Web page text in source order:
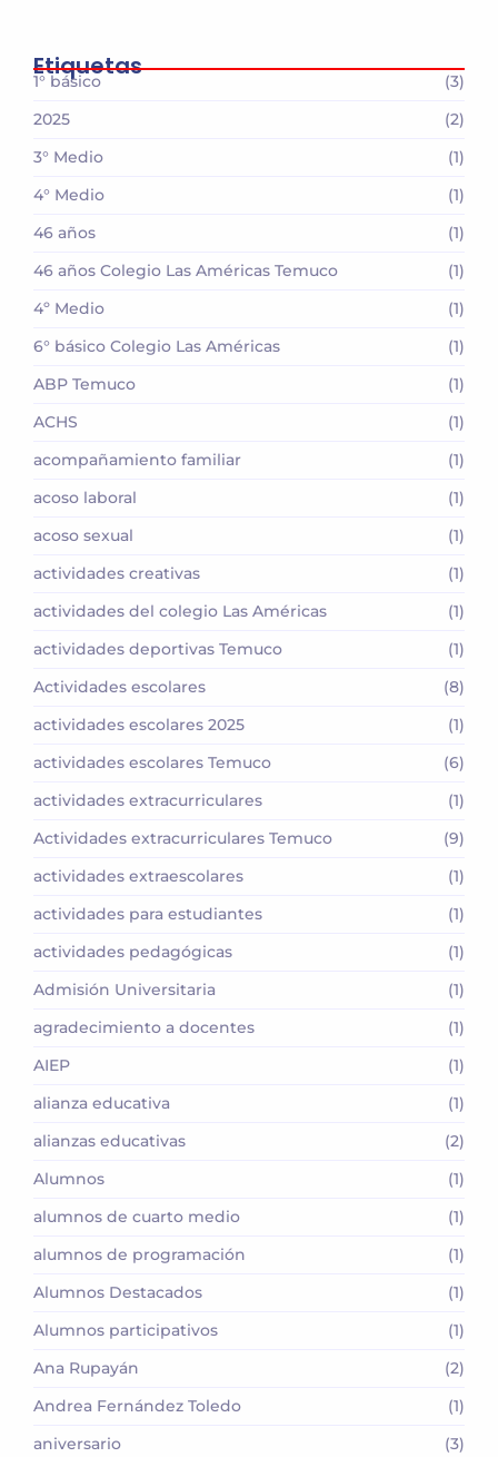
Etiquetas
1° básico
(3)
2025
(2)
3° Medio
(1)
4° Medio
(1)
46 años
(1)
46 años Colegio Las Américas Temuco
(1)
4º Medio
(1)
6° básico Colegio Las Américas
(1)
ABP Temuco
(1)
ACHS
(1)
acompañamiento familiar
(1)
acoso laboral
(1)
acoso sexual
(1)
actividades creativas
(1)
actividades del colegio Las Américas
(1)
actividades deportivas Temuco
(1)
Actividades escolares
(8)
actividades escolares 2025
(1)
actividades escolares Temuco
(6)
actividades extracurriculares
(1)
Actividades extracurriculares Temuco
(9)
actividades extraescolares
(1)
actividades para estudiantes
(1)
actividades pedagógicas
(1)
Admisión Universitaria
(1)
agradecimiento a docentes
(1)
AIEP
(1)
alianza educativa
(1)
alianzas educativas
(2)
Alumnos
(1)
alumnos de cuarto medio
(1)
alumnos de programación
(1)
Alumnos Destacados
(1)
Alumnos participativos
(1)
Ana Rupayán
(2)
Andrea Fernández Toledo
(1)
aniversario
(3)